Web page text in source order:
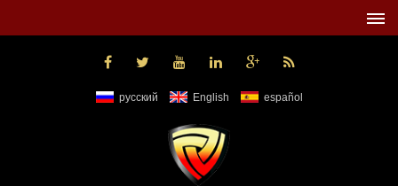
русский English español